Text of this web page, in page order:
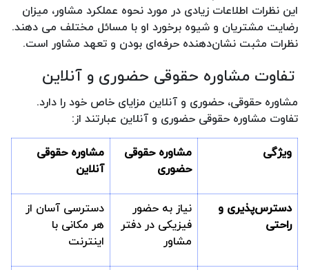
این نظرات اطلاعات زیادی در مورد نحوه عملکرد مشاور، میزان
رضایت مشتریان و شیوه برخورد او با مسائل مختلف می دهند.
نظرات مثبت نشان‌دهنده حرفه‌ای بودن و تعهد مشاور است.
تفاوت مشاوره حقوقی حضوری و آنلاین
مشاوره حقوقی، حضوری و آنلاین مزایای خاص خود را دارد.
تفاوت مشاوره حقوقی حضوری و آنلاین عبارتند از:
ویژگی
مشاوره حقوقی
حضوری
مشاوره حقوقی
آنلاین
دسترس‌پذیری و
راحتی
نیاز به حضور
فیزیکی در دفتر
مشاور
دسترسی آسان از
هر مکانی با
اینترنت